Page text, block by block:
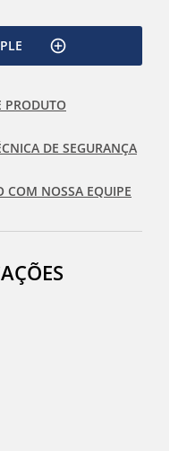
PRODUTO
DE SEGURANÇA
COM NOSSA EQUIPE